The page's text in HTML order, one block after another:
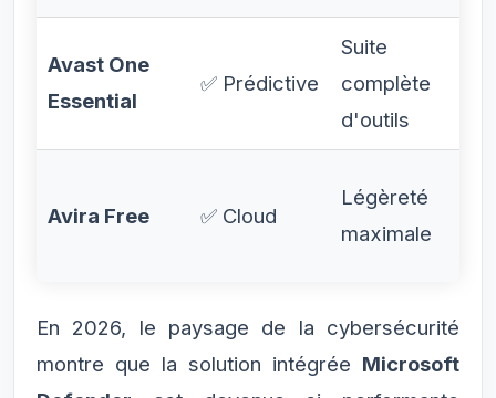
Avast One
Essential
✅ Prédictive
Suite
complète
d'outils
Avira Free ✅ Cloud
Légèreté
maximale
En 2026, le paysage de la cybersécurité
montre que la solution intégrée Microsoft